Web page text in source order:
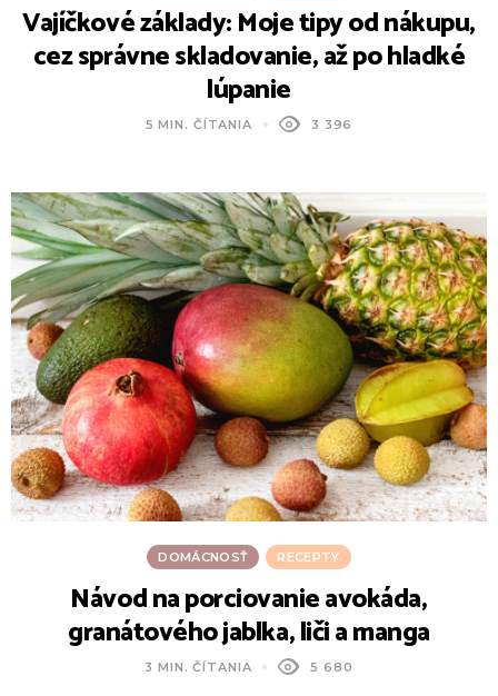
Vajíčkové základy: Moje tipy od nákupu,
cez správne skladovanie, až po hladké
lúpanie
5 MIN. ČÍTANIA 3 396
DOMÁCNOSŤ RECEPTY
Návod na porciovanie avokáda,
granátového jablka, liči a manga
3 MIN. ČÍTANIA 5 680